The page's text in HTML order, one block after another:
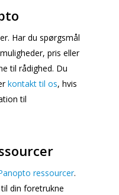
Har du spørgsmål
pris eller
til rådighed. Du
kontakt til os, hvis
til
ressourcer.
din foretrukne